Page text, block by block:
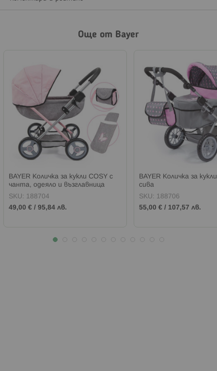
Още от Bayer
BAYER Количка за кукли COSY с
чанта, одеяло и възглавница
сиво/розова
SKU: 188704
49,00 € / 95,84 лв.
BAYER Количка за
сива
SKU: 188706
55,00 € / 107,57 лв.